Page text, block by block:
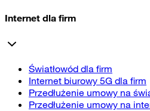
Internet dla firm
Światłowód dla firm
Internet biurowy 5G dla firm
Przedłużenie umowy na
Przedłużenie umowy na